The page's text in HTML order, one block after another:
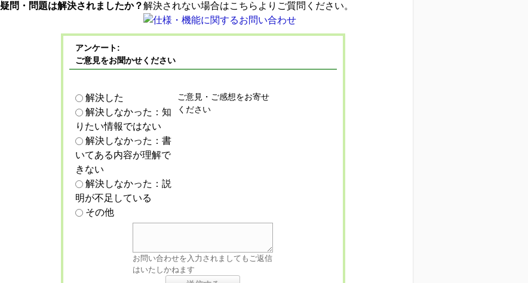
疑問・問題は解決されましたか？解決されない場合はこちらよりご質問ください。
アンケート:
ご意見をお聞かせください
解決した
解決しなかった：知
りたい情報ではない
解決しなかった：書
いてある内容が理解で
きない
解決しなかった：説
明が不足している
その他
ご意見・ご感想をお寄せ
ください
お問い合わせを入力されましてもご返信
はいたしかねます